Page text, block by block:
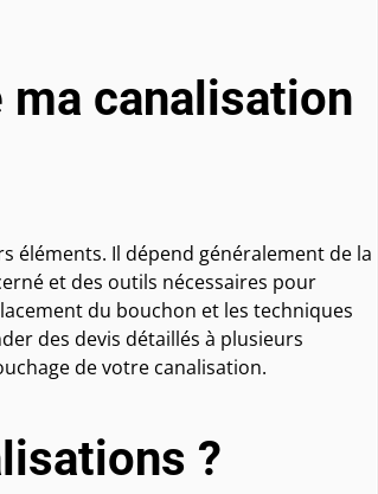
ma canalisation
éléments. Il dépend généralement de la
et des outils nécessaires pour
du bouchon et les techniques
des devis détaillés à plusieurs
de votre canalisation.
?